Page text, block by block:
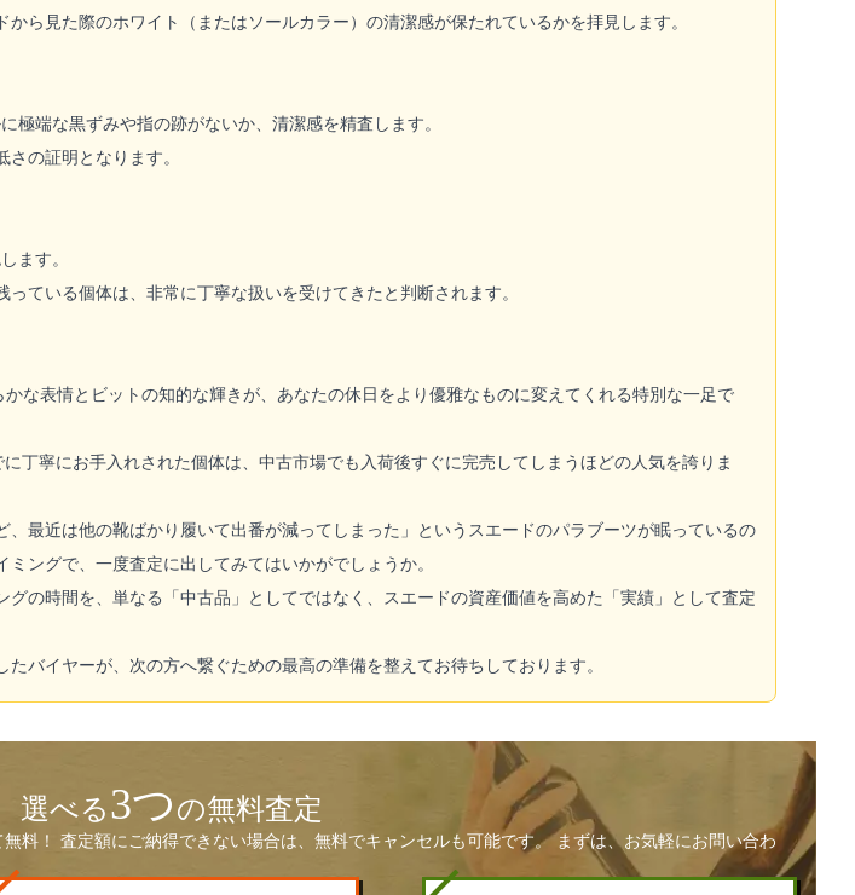
ら見た際のホワイト（またはソールカラー）の清潔感が保たれているかを拝見します。
端な黒ずみや指の跡がないか、清潔感を精査します。
の証明となります。
ます。
ている個体は、非常に丁寧な扱いを受けてきたと判断されます。
な表情とビットの知的な輝きが、あなたの休日をより優雅なものに変えてくれる特別な一足で
丁寧にお手入れされた個体は、中古市場でも入荷後すぐに完売してしまうほどの人気を誇りま
最近は他の靴ばかり履いて出番が減ってしまった」というスエードのパラブーツが眠っているの
ングで、一度査定に出してみてはいかがでしょうか。
の時間を、単なる「中古品」としてではなく、スエードの資産価値を高めた「実績」として査定
バイヤーが、次の方へ繋ぐための最高の準備を整えてお待ちしております。
選べる3つの無料査定
料！ 査定額にご納得できない場合は、無料でキャンセルも可能です。 まずは、お気軽にお問い合わ